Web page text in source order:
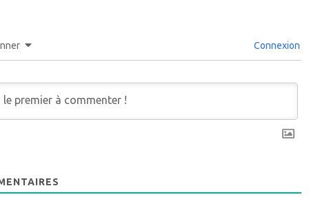
Connexion